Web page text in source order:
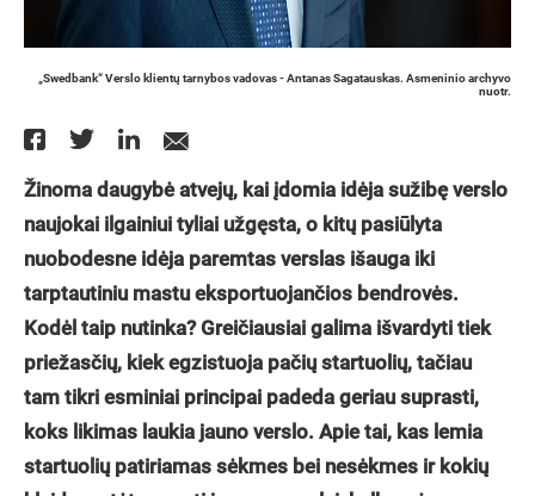
„Swedbank“ Verslo klientų tarnybos vadovas - Antanas Sagatauskas. Asmeninio archyvo
nuotr.
Žinoma daugybė atvejų, kai įdomia idėja sužibę verslo
naujokai ilgainiui tyliai užgęsta, o kitų pasiūlyta
nuobodesne idėja paremtas verslas išauga iki
tarptautiniu mastu eksportuojančios bendrovės.
Kodėl taip nutinka? Greičiausiai galima išvardyti tiek
priežasčių, kiek egzistuoja pačių startuolių, tačiau
tam tikri esminiai principai padeda geriau suprasti,
koks likimas laukia jauno verslo. Apie tai, kas lemia
startuolių patiriamas sėkmes bei nesėkmes ir kokių